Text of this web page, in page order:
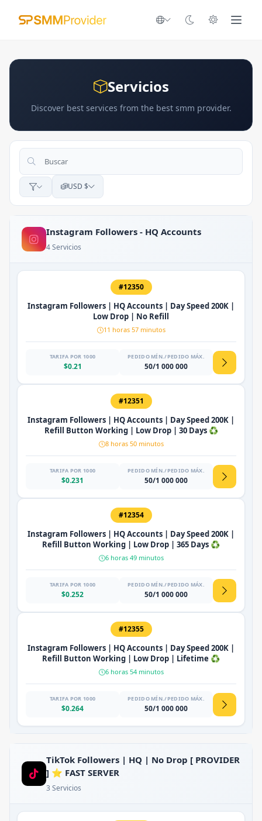
Servicios
Discover best services from the best smm provider.
USD $
Instagram Followers - HQ Accounts
4 Servicios
#12350
Instagram Followers | HQ Accounts | Day Speed 200K |
Low Drop | No Refill
11 horas 57 minutos
TARIFA POR 1000
$0.21
PEDIDO MÍN./PEDIDO MÁX.
50/1 000 000
#12351
Instagram Followers | HQ Accounts | Day Speed 200K |
Refill Button Working | Low Drop | 30 Days ♻️
8 horas 50 minutos
TARIFA POR 1000
$0.231
PEDIDO MÍN./PEDIDO MÁX.
50/1 000 000
#12354
Instagram Followers | HQ Accounts | Day Speed 200K |
Refill Button Working | Low Drop | 365 Days ♻️
6 horas 49 minutos
TARIFA POR 1000
$0.252
PEDIDO MÍN./PEDIDO MÁX.
50/1 000 000
#12355
Instagram Followers | HQ Accounts | Day Speed 200K |
Refill Button Working | Low Drop | Lifetime ♻️
6 horas 54 minutos
TARIFA POR 1000
$0.264
PEDIDO MÍN./PEDIDO MÁX.
50/1 000 000
TikTok Followers | HQ | No Drop [ PROVIDER
] ⭐ FAST SERVER
3 Servicios